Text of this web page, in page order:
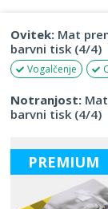
Ovitek: Mat
barvni tisk (4/4)
Vogalčenje
Notranjost:
barvni tisk (4/4)
PREMIUM